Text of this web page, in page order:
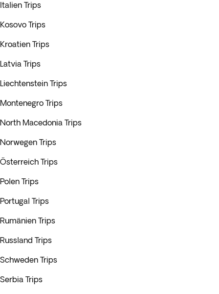
Italien Trips
Kosovo Trips
Kroatien Trips
Latvia Trips
Liechtenstein Trips
Montenegro Trips
North Macedonia Trips
Norwegen Trips
Österreich Trips
Polen Trips
Portugal Trips
Rumänien Trips
Russland Trips
Schweden Trips
Serbia Trips